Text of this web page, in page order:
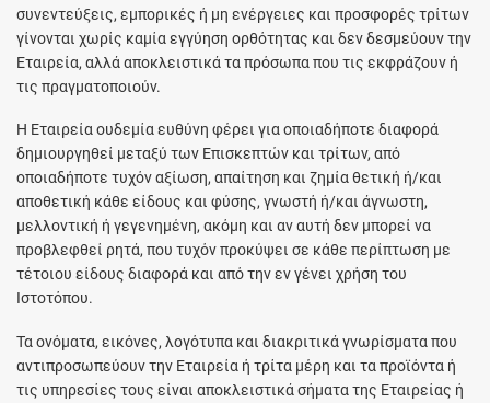
συνεντεύξεις, εμπορικές ή μη ενέργειες και προσφορές τρίτων
γίνονται χωρίς καμία εγγύηση ορθότητας και δεν δεσμεύουν την
Εταιρεία, αλλά αποκλειστικά τα πρόσωπα που τις εκφράζουν ή
τις πραγματοποιούν.
Η Εταιρεία ουδεμία ευθύνη φέρει για οποιαδήποτε διαφορά
δημιουργηθεί μεταξύ των Επισκεπτών και τρίτων, από
οποιαδήποτε τυχόν αξίωση, απαίτηση και ζημία θετική ή/και
αποθετική κάθε είδους και φύσης, γνωστή ή/και άγνωστη,
μελλοντική ή γεγενημένη, ακόμη και αν αυτή δεν μπορεί να
προβλεφθεί ρητά, που τυχόν προκύψει σε κάθε περίπτωση με
τέτοιου είδους διαφορά και από την εν γένει χρήση του
Ιστοτόπου.
Τα ονόματα, εικόνες, λογότυπα και διακριτικά γνωρίσματα που
αντιπροσωπεύουν την Εταιρεία ή τρίτα μέρη και τα προϊόντα ή
τις υπηρεσίες τους είναι αποκλειστικά σήματα της Εταιρείας ή